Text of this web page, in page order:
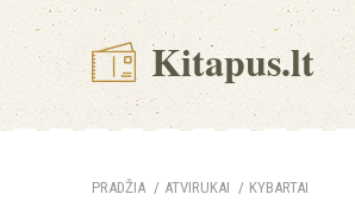
Kitapus.lt
PRADŽIA ATVIRUKAI KYBARTAI